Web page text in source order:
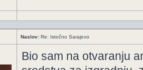
Naslov: Re: Istočno Sarajevo
Bio sam na otvaranju